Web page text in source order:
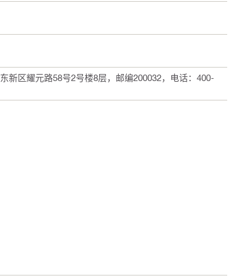
新区耀元路58号2号楼8层，邮编200032，电话：400-